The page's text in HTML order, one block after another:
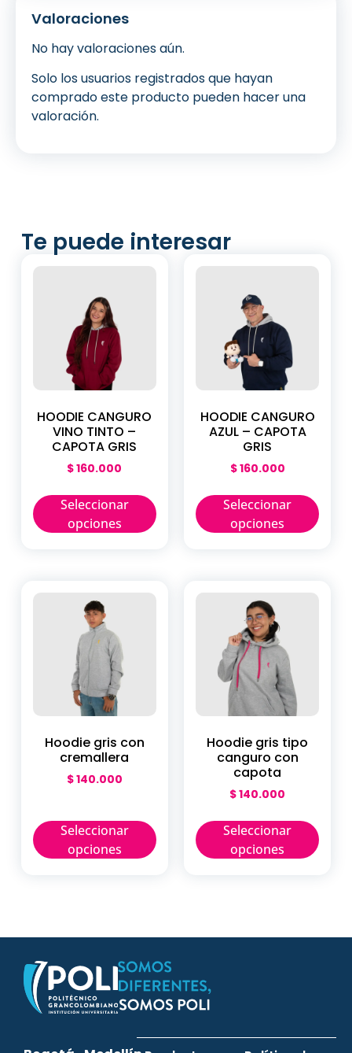
Valoraciones
No hay valoraciones aún.
Solo los usuarios registrados que hayan
comprado este producto pueden hacer una
valoración.
Te puede interesar
HOODIE CANGURO
VINO TINTO –
CAPOTA GRIS
$160.000
Seleccionar
opciones
HOODIE CANGURO
AZUL – CAPOTA
GRIS
$160.000
Seleccionar
opciones
Hoodie gris con
cremallera
$140.000
Seleccionar
opciones
Hoodie gris tipo
canguro con
capota
$140.000
Seleccionar
opciones